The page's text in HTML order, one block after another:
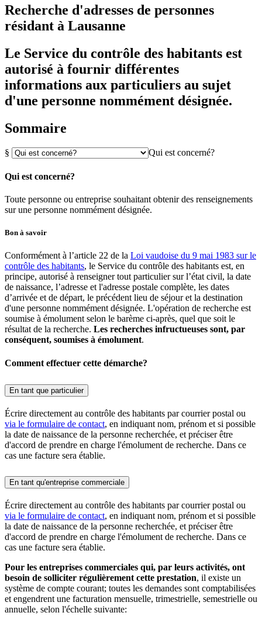
Recherche d'adresses de personnes
résidant à Lausanne
Le Service du contrôle des habitants est
autorisé à fournir différentes
informations aux particuliers au sujet
d'une personne nommément désignée.
Sommaire
§ Qui est concerné?
Qui est concerné?
Toute personne ou entreprise souhaitant obtenir des renseignements
sur une personne nommément désignée.
Bon à savoir
Conformément à l’article 22 de la Loi vaudoise du 9 mai 1983 sur le
contrôle des habitants, le Service du contrôle des habitants est, en
principe, autorisé à renseigner tout particulier sur l’état civil, la date
de naissance, l’adresse et l'adresse postale complète, les dates
d’arrivée et de départ, le précédent lieu de séjour et la destination
d'une personne nommément désignée. L'opération de recherche est
soumise à émolument selon le barème ci-après, quel que soit le
résultat de la recherche. Les recherches infructueuses sont, par
conséquent, soumises à émolument.
Comment effectuer cette démarche?
En tant que particulier
Écrire directement au contrôle des habitants par courrier postal ou
via le formulaire de contact, en indiquant nom, prénom et si possible
la date de naissance de la personne recherchée, et préciser être
d'accord de prendre en charge l'émolument de recherche. Dans ce
cas une facture sera établie.
En tant qu'entreprise commerciale
Écrire directement au contrôle des habitants par courrier postal ou
via le formulaire de contact, en indiquant nom, prénom et si possible
la date de naissance de la personne recherchée, et préciser être
d'accord de prendre en charge l'émolument de recherche. Dans ce
cas une facture sera établie.
Pour les entreprises commerciales qui, par leurs activités, ont
besoin de solliciter régulièrement cette prestation, il existe un
système de compte courant; toutes les demandes sont comptabilisées
et engendrent une facturation mensuelle, trimestrielle, semestrielle ou
annuelle, selon l'échelle suivante: